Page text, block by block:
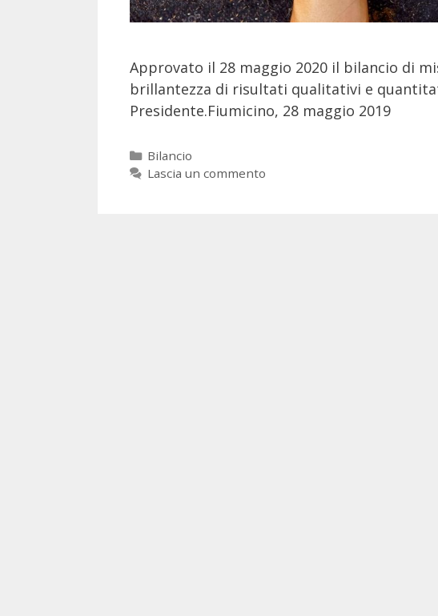
Approvato il 28 maggio 2020 il bilancio di
brillantezza di risultati qualitativi e
Presidente.Fiumicino, 28 maggio 2019
Bilancio
Lascia un commento